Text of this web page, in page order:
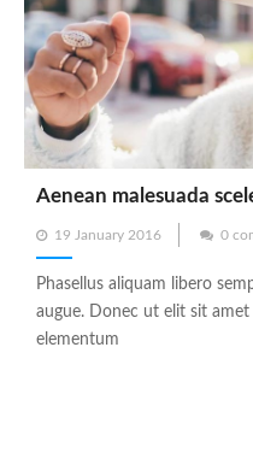
Aenean malesuada
Posted
on
19 January 2016 0
Phasellus aliquam libero
augue. Donec ut elit sit
elementum